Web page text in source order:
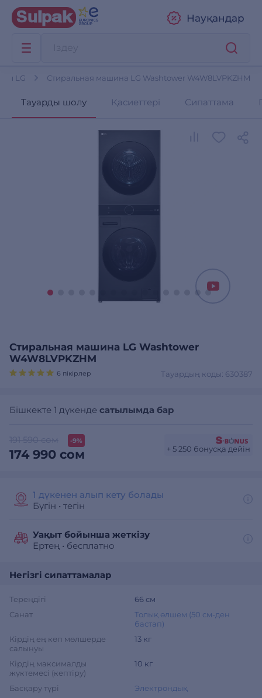
Науқандар
LG Стиральная машина LG Washtower W4W8LVPKZHM
Тауарды шолу Қасиеттері Сипаттама
Стиральная машина LG Washtower
W4W8LVPKZHM
Тауардың коды: 630387
6 пікірлер
Бішкекте 1 дүкенде сатылымда бар
-9%
174 990 сом + 5 250 бонусқа дейін
1 дүкенен алып кету болады
Бүгін • тегін
Уақыт бойынша жеткізу
Ертең • бесплатно
Негізгі сипаттамалар
Тереңдігі
66 см
Санат
Толық өлшем (50 см-ден
бастап)
Кірдің ең көп мөлшерде
салынуы
13 кг
Кірдің максималды
жүктемесі (кептіру)
10 кг
Басқару түрі
Электрондық